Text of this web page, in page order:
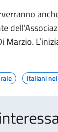
Marzio.
Italiani